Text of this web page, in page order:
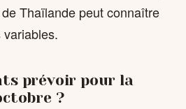
Thaïlande peut connaître
prévoir pour la
?